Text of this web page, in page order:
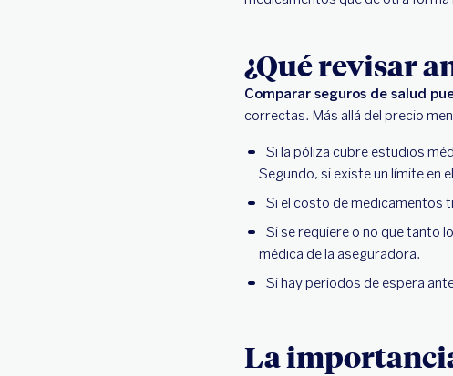
¿Qué revisar
Comparar seguros de salud
correctas. Más allá del precio
Si la póliza cubre estudios
Segundo, si existe un límite en
Si el costo de medicamentos
Si se requiere o no que tanto
médica de la aseguradora.
Si hay periodos de espera
La